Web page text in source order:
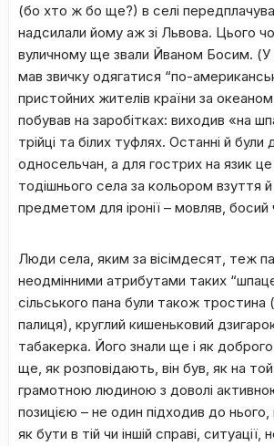
(бо хто ж бо ще?) в селі
надсилали йому аж зі Львова. Цього
вуличному ще звали Йваном Босим. (У
мав звичку одягатися “по-
пристойних жителів країни за
побував на заробітках: виходив «на
трійці та білих туфлях. Останні й
односельчан, а для гострих на язик
тодішнього села за кольором взуття
предметом для іронії – мовляв, босий
Люди села, яким за вісімдесят, теж
неодмінними атрибутами таких
сільського пана були також тростина
палиця), круглий кишеньковий
табакерка. Його знали ще і як
ще, як розповідають, він був, як на
грамотною людиною з доволі
позицією – не один підходив до
як бути в тій чи іншій справі, ситуації,